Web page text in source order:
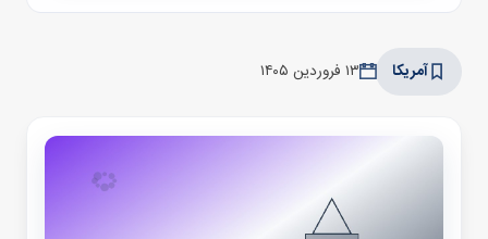
آمریکا ۱۳ فروردین ۱۴۰۵